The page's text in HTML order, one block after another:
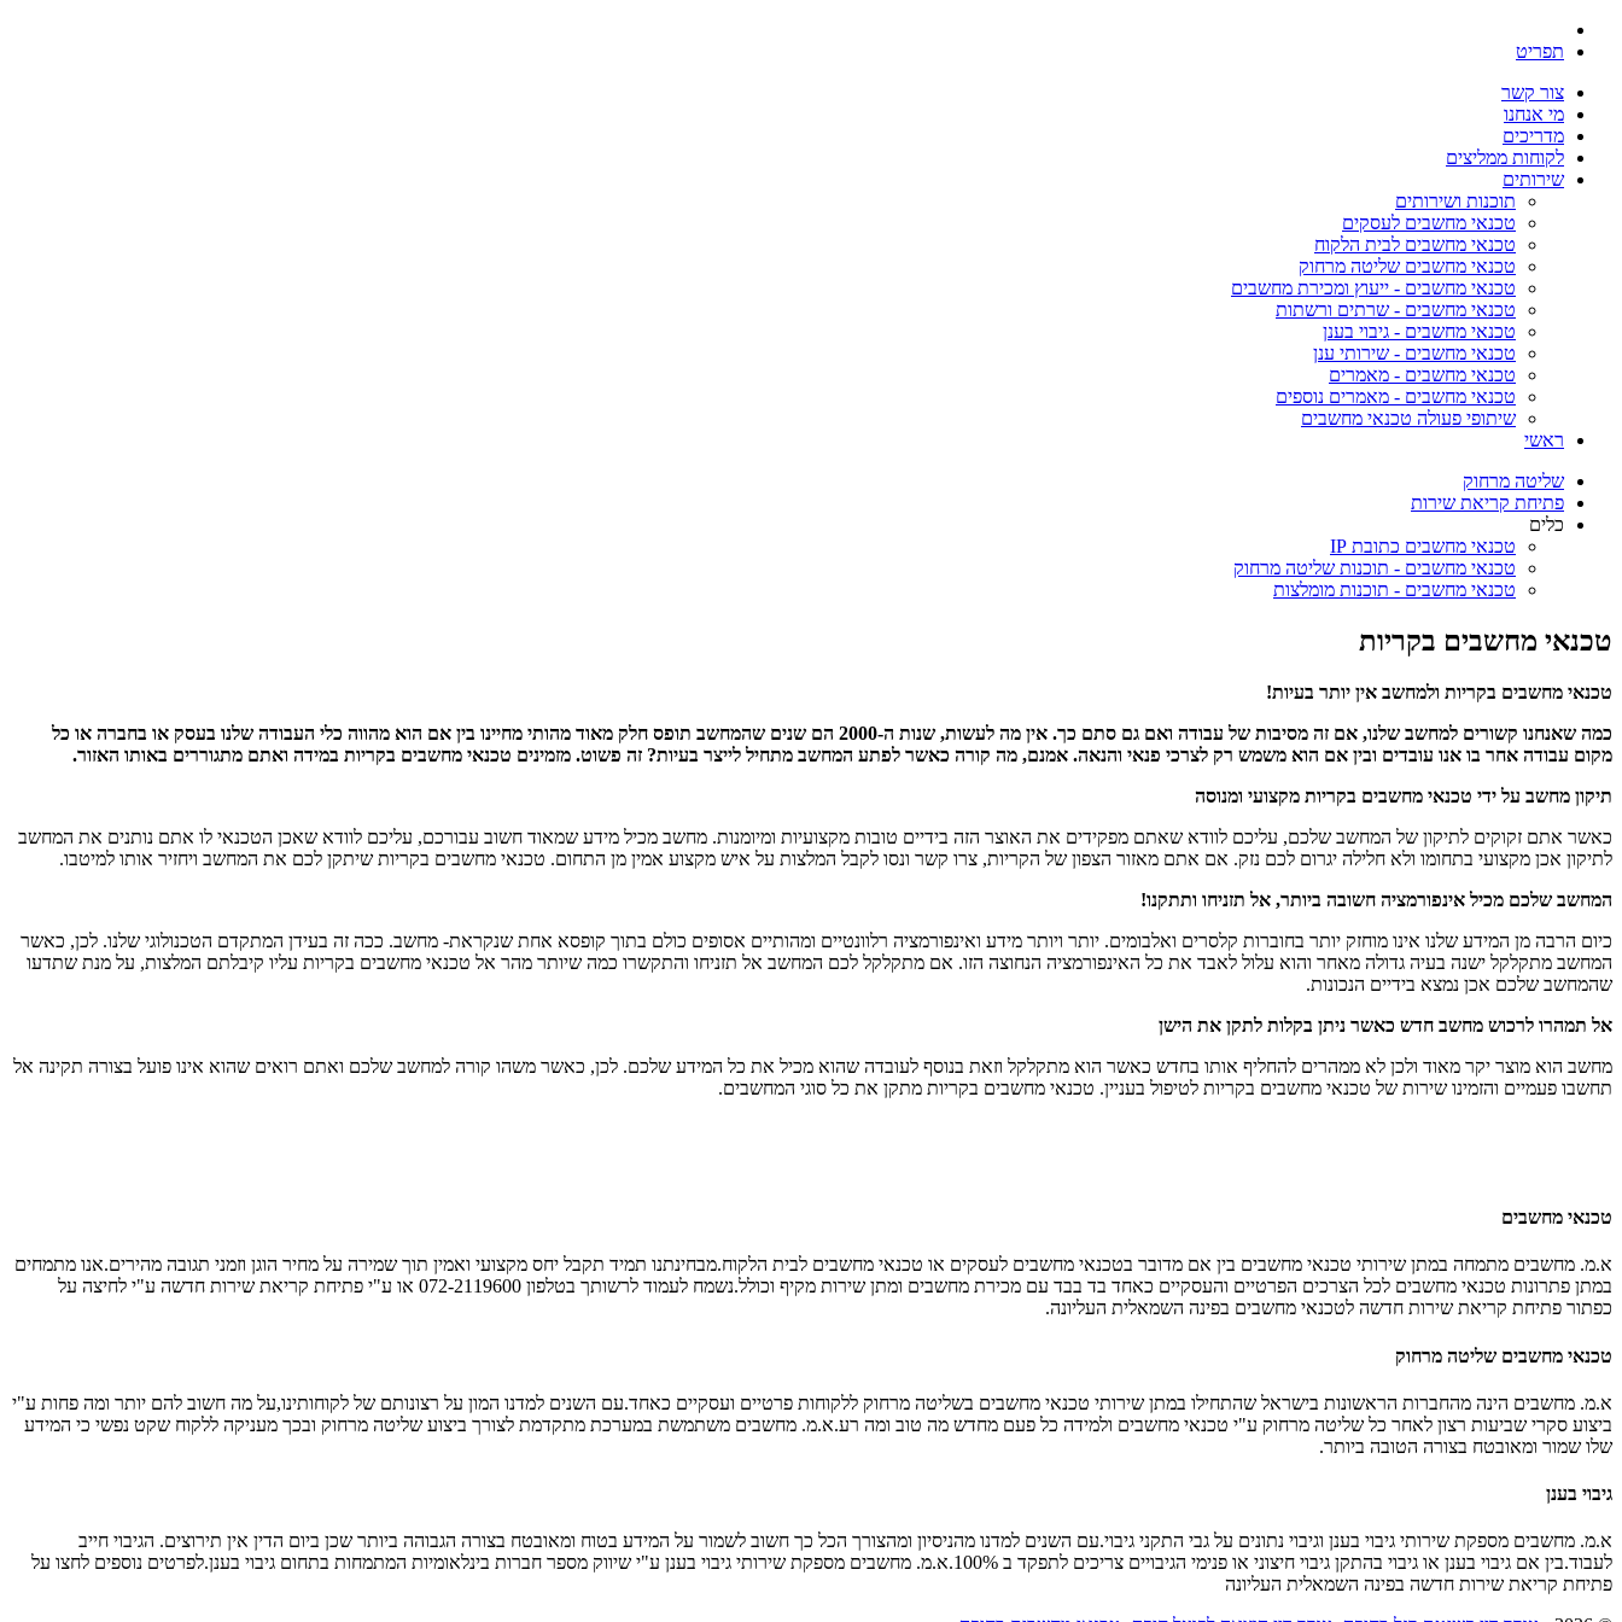
תפריט
צור קשר
מי אנחנו
מדריכים
לקוחות ממליצים
שירותים
תוכנות ושירותים
טכנאי מחשבים לעסקים
טכנאי מחשבים לבית הלקוח
טכנאי מחשבים שליטה מרחוק
טכנאי מחשבים - ייעוץ ומכירת מחשבים
טכנאי מחשבים - שרתים ורשתות
טכנאי מחשבים - גיבוי בענן
טכנאי מחשבים - שירותי ענן
טכנאי מחשבים - מאמרים
טכנאי מחשבים - מאמרים נוספים
שיתופי פעולה טכנאי מחשבים
ראשי
שליטה מרחוק
פתיחת קריאת שירות
כלים
טכנאי מחשבים כתובת IP
טכנאי מחשבים - תוכנות שליטה מרחוק
טכנאי מחשבים - תוכנות מומלצות
טכנאי מחשבים בקריות
טכנאי מחשבים בקריות ולמחשב אין יותר בעיות!
כמה שאנחנו קשורים למחשב שלנו, אם זה מסיבות של עבודה ואם גם סתם כך. אין מה לעשות, שנות ה-2000 הם שנים שהמחשב תופס חלק מאוד מהותי מחיינו בין אם הוא מהווה כלי העבודה שלנו בעסק או בחברה או כל
מקום עבודה אחר בו אנו עובדים ובין אם הוא משמש רק לצרכי פנאי והנאה. אמנם, מה קורה כאשר לפתע המחשב מתחיל לייצר בעיות? זה פשוט. מזמינים טכנאי מחשבים בקריות במידה ואתם מתגוררים באותו האזור.
תיקון מחשב על ידי טכנאי מחשבים בקריות מקצועי ומנוסה
כאשר אתם זקוקים לתיקון של המחשב שלכם, עליכם לוודא שאתם מפקידים את האוצר הזה בידיים טובות מקצועיות ומיומנות. מחשב מכיל מידע שמאוד חשוב עבורכם, עליכם לוודא שאכן הטכנאי לו אתם נותנים את המחשב
לתיקון אכן מקצועי בתחומו ולא חלילה יגרום לכם נזק. אם אתם מאזור הצפון של הקריות, צרו קשר ונסו לקבל המלצות על איש מקצוע אמין מן התחום. טכנאי מחשבים בקריות שיתקן לכם את המחשב ויחזיר אותו למיטבו.
המחשב שלכם מכיל אינפורמציה חשובה ביותר, אל תזניחו ותתקנו!
כיום הרבה מן המידע שלנו אינו מוחזק יותר בחוברות קלסרים ואלבומים. יותר ויותר מידע ואינפורמציה רלוונטיים ומהותיים אסופים כולם בתוך קופסא אחת שנקראת- מחשב. ככה זה בעידן המתקדם הטכנולוגי שלנו. לכן, כאשר
המחשב מתקלקל ישנה בעיה גדולה מאחר והוא עלול לאבד את כל האינפורמציה הנחוצה הזו. אם מתקלקל לכם המחשב אל תזניחו והתקשרו כמה שיותר מהר אל טכנאי מחשבים בקריות עליו קיבלתם המלצות, על מנת שתדעו
שהמחשב שלכם אכן נמצא בידיים הנכונות.
אל תמהרו לרכוש מחשב חדש כאשר ניתן בקלות לתקן את הישן
מחשב הוא מוצר יקר מאוד ולכן לא ממהרים להחליף אותו בחדש כאשר הוא מתקלקל וזאת בנוסף לעובדה שהוא מכיל את כל המידע שלכם. לכן, כאשר משהו קורה למחשב שלכם ואתם רואים שהוא אינו פועל בצורה תקינה אל
תחשבו פעמיים והזמינו שירות של טכנאי מחשבים בקריות לטיפול בעניין. טכנאי מחשבים בקריות מתקן את כל סוגי המחשבים.
טכנאי מחשבים
א.מ. מחשבים מתמחה במתן שירותי טכנאי מחשבים בין אם מדובר בטכנאי מחשבים לעסקים או טכנאי מחשבים לבית הלקוח.מבחינתנו תמיד תקבל יחס מקצועי ואמין תוך שמירה על מחיר הוגן וזמני תגובה מהירים.אנו מתמחים
במתן פתרונות טכנאי מחשבים לכל הצרכים הפרטיים והעסקיים כאחד בד בבד עם מכירת מחשבים ומתן שירות מקיף וכולל.נשמח לעמוד לרשותך בטלפון 072-2119600 או ע"י פתיחת קריאת שירות חדשה ע"י לחיצה על
כפתור פתיחת קריאת שירות חדשה לטכנאי מחשבים בפינה השמאלית העליונה.
טכנאי מחשבים שליטה מרחוק
א.מ. מחשבים הינה מהחברות הראשונות בישראל שהתחילו במתן שירותי טכנאי מחשבים בשליטה מרחוק ללקוחות פרטיים ועסקיים כאחד.עם השנים למדנו המון על רצונותם של לקוחותינו,על מה חשוב להם יותר ומה פחות ע"י
ביצוע סקרי שביעות רצון לאחר כל שליטה מרחוק ע"י טכנאי מחשבים ולמידה כל פעם מחדש מה טוב ומה רע.א.מ. מחשבים משתמשת במערכת מתקדמת לצורך ביצוע שליטה מרחוק ובכך מעניקה ללקוח שקט נפשי כי המידע
שלו שמור ומאובטח בצורה הטובה ביותר.
גיבוי בענן
א.מ. מחשבים מספקת שירותי גיבוי בענן וגיבוי נתונים על גבי התקני גיבוי.עם השנים למדנו מהניסיון ומהצורך הכל כך חשוב לשמור על המידע בטוח ומאובטח בצורה הגבוהה ביותר שכן ביום הדין אין תירוצים. הגיבוי חייב
לעבוד.בין אם גיבוי בענן או גיבוי בהתקן גיבוי חיצוני או פנימי הגיבויים צריכים לתפקד ב 100%.א.מ. מחשבים מספקת שירותי גיבוי בענן ע"י שיווק מספר חברות בינלאומיות המתמחות בתחום גיבוי בענן.לפרטים נוספים לחצו על
פתיחת קריאת שירות חדשה בפינה השמאלית העליונה